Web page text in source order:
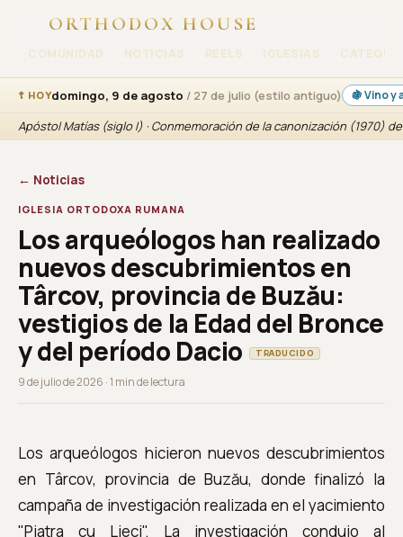
ORTHODOX HOUSE
COMUNIDAD NOTICIAS REELS IGLESIAS
☦ HOYdomingo, 9 de agosto / 27 de julio (estilo antiguo) 🍇 Vino
Apóstol Matías (siglo I) · Conmemoración de la canonización (1970)
← Noticias
IGLESIA ORTODOXA RUMANA
Los arqueólogos han realizado
nuevos descubrimientos en
Târcov, provincia de Buzău:
vestigios de la Edad del Bronce
y del período Dacio
TRADUCIDO
9 de julio de 2026 · 1 min de lectura
Los arqueólogos hicieron nuevos descubrimientos
en Târcov, provincia de Buzău, donde finalizó la
campaña de investigación realizada en el yacimiento
"Piatra cu Lieci". La investigación condujo al